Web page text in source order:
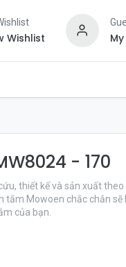
Wishlist
- 170
thiết kế và sản xuất
tắm Mowoen chắc chắn sẽ
của bạn.